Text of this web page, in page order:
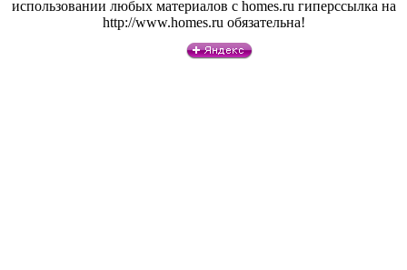
использовании любых материалов с homes.ru гиперссылка на
http://www.homes.ru обязательна!